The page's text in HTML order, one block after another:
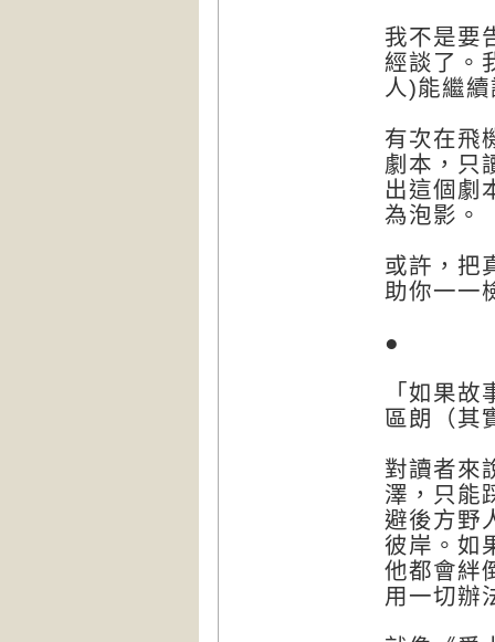
我不是要
經談了。
人)能繼
有次在飛
劇本，只
出這個劇
為泡影。
或許，把
助你一一
●
「如果
區朗（其
對讀者來
澤，只能
避後方野
彼岸。如
他都會絆
用一切辦